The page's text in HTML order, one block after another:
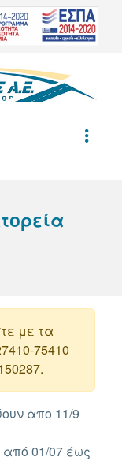
με τα
75410
απο 11/9
από 01/07 έως